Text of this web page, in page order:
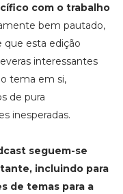
com o trabalho
bem pautado,
que esta edição
interessantes
tema em si,
de pura
inesperadas.
seguem-se
incluindo para
de temas para a